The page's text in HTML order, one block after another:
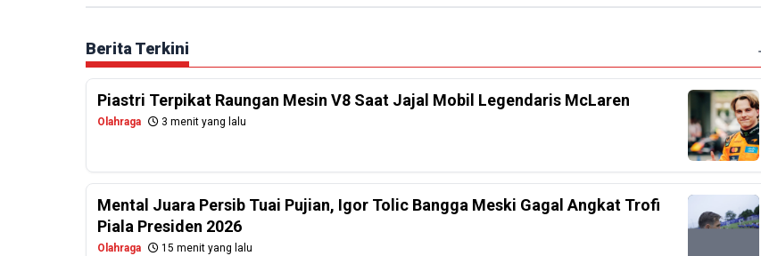
Berita Terkini
Piastri Terpikat Raungan Mesin V8 Saat Jajal Mobil Legendaris McLaren
Olahraga 3 menit yang lalu
Mental Juara Persib Tuai Pujian, Igor Tolic Bangga Meski Gagal Angkat Trofi
Piala Presiden 2026
Olahraga 15 menit yang lalu